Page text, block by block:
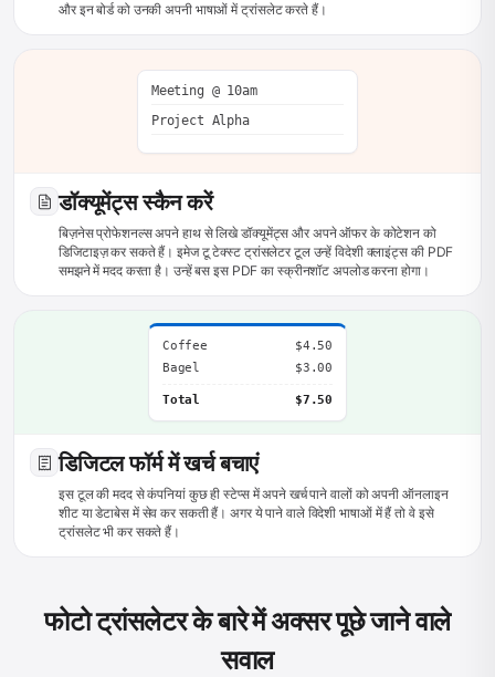
और इन बोर्ड को उनकी अपनी भाषाओं में ट्रांसलेट करते हैं।
Meeting @ 10am
Project Alpha
डॉक्यूमेंट्स स्कैन करें
बिज़नेस प्रोफेशनल्स अपने हाथ से लिखे डॉक्यूमेंट्स और अपने ऑफर के कोटेशन को
डिजिटाइज़ कर सकते हैं। इमेज टू टेक्स्ट ट्रांसलेटर टूल उन्हें विदेशी क्लाइंट्स की PDF
समझने में मदद करता है। उन्हें बस इस PDF का स्क्रीनशॉट अपलोड करना होगा।
Coffee
$4.50
Bagel
$3.00
Total $7.50
डिजिटल फॉर्म में खर्च बचाएं
इस टूल की मदद से कंपनियां कुछ ही स्टेप्स में अपने खर्च पाने वालों को अपनी ऑनलाइन
शीट या डेटाबेस में सेव कर सकती हैं। अगर ये पाने वाले विदेशी भाषाओं में हैं तो वे इसे
ट्रांसलेट भी कर सकते हैं।
फोटो ट्रांसलेटर के बारे में अक्सर पूछे जाने वाले
सवाल